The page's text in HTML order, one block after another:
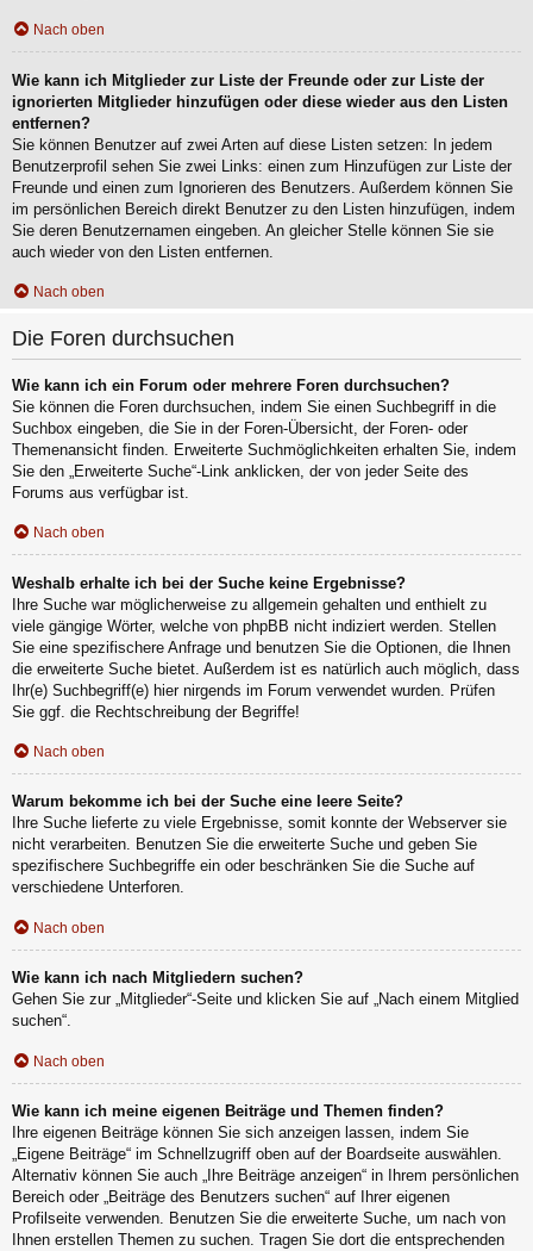
Nach oben
Wie kann ich Mitglieder zur Liste der Freunde oder zur Liste der
ignorierten Mitglieder hinzufügen oder diese wieder aus den Listen
entfernen?
Sie können Benutzer auf zwei Arten auf diese Listen setzen: In jedem
Benutzerprofil sehen Sie zwei Links: einen zum Hinzufügen zur Liste der
Freunde und einen zum Ignorieren des Benutzers. Außerdem können Sie
im persönlichen Bereich direkt Benutzer zu den Listen hinzufügen, indem
Sie deren Benutzernamen eingeben. An gleicher Stelle können Sie sie
auch wieder von den Listen entfernen.
Nach oben
Die Foren durchsuchen
Wie kann ich ein Forum oder mehrere Foren durchsuchen?
Sie können die Foren durchsuchen, indem Sie einen Suchbegriff in die
Suchbox eingeben, die Sie in der Foren-Übersicht, der Foren- oder
Themenansicht finden. Erweiterte Suchmöglichkeiten erhalten Sie, indem
Sie den „Erweiterte Suche“-Link anklicken, der von jeder Seite des
Forums aus verfügbar ist.
Nach oben
Weshalb erhalte ich bei der Suche keine Ergebnisse?
Ihre Suche war möglicherweise zu allgemein gehalten und enthielt zu
viele gängige Wörter, welche von phpBB nicht indiziert werden. Stellen
Sie eine spezifischere Anfrage und benutzen Sie die Optionen, die Ihnen
die erweiterte Suche bietet. Außerdem ist es natürlich auch möglich, dass
Ihr(e) Suchbegriff(e) hier nirgends im Forum verwendet wurden. Prüfen
Sie ggf. die Rechtschreibung der Begriffe!
Nach oben
Warum bekomme ich bei der Suche eine leere Seite?
Ihre Suche lieferte zu viele Ergebnisse, somit konnte der Webserver sie
nicht verarbeiten. Benutzen Sie die erweiterte Suche und geben Sie
spezifischere Suchbegriffe ein oder beschränken Sie die Suche auf
verschiedene Unterforen.
Nach oben
Wie kann ich nach Mitgliedern suchen?
Gehen Sie zur „Mitglieder“-Seite und klicken Sie auf „Nach einem Mitglied
suchen“.
Nach oben
Wie kann ich meine eigenen Beiträge und Themen finden?
Ihre eigenen Beiträge können Sie sich anzeigen lassen, indem Sie
„Eigene Beiträge“ im Schnellzugriff oben auf der Boardseite auswählen.
Alternativ können Sie auch „Ihre Beiträge anzeigen“ in Ihrem persönlichen
Bereich oder „Beiträge des Benutzers suchen“ auf Ihrer eigenen
Profilseite verwenden. Benutzen Sie die erweiterte Suche, um nach von
Ihnen erstellen Themen zu suchen. Tragen Sie dort die entsprechenden